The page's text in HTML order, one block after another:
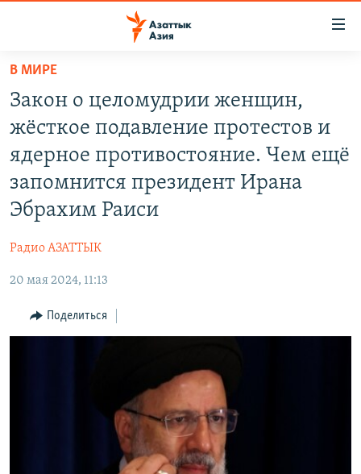
Вернуться
основному
содержанию
главной
навигации
Вернутся
ТАДЖИКИСТАН
ҚАЗАҚША
TÜRKMENÇE
ПОДПИШИТЕСЬ НА НАС В СОЦСЕТЯХ
В МИРЕ
Закон о целомудрии женщин,
жёсткое подавление протестов и
ядерное противостояние. Чем ещё
запомнится президент Ирана
Эбрахим Раиси
Радио АЗАТТЫК
20 мая 2024, 11:13
Поделиться